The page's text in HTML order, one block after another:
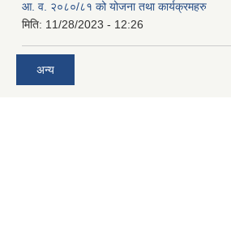
आ. व. २०८०/८१ को योजना तथा कार्यक्रमहरु
मिति: 11/28/2023 - 12:26
अन्य